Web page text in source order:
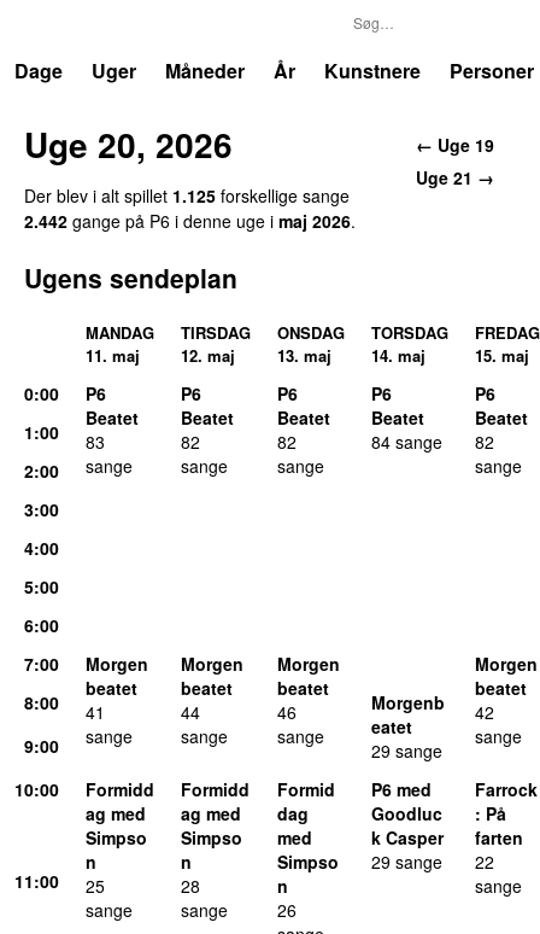
Dage
Uger Måneder År Kunstnere Personer
← Uge 19
Uge 21 →
Uge 20, 2026
Der blev i alt spillet 1.125 forskellige sange
2.442 gange på P6 i denne uge i maj 2026.
Ugens sendeplan
MANDAG
11. maj
TIRSDAG
12. maj
ONSDAG
13. maj
TORSDAG
14. maj
FREDAG
15. maj
0:00
P6
Beatet
83
sange
P6
Beatet
82
sange
P6
Beatet
82
sange
P6
Beatet
84 sange
P6
Beatet
82
sange
1:00
2:00
3:00
4:00
5:00
6:00
7:00
Morgen
beatet
41
sange
Morgen
beatet
44
sange
Morgen
beatet
46
sange
Morgen
beatet
42
sange
8:00
Morgenb
eatet
29 sange
9:00
10:00
Formidd
ag med
Simpso
n
25
sange
Formidd
ag med
Simpso
n
28
sange
Formid
dag
med
Simpso
n
26
P6 med
Goodluc
k Casper
29 sange
Farrock
: På
farten
22
sange
11:00